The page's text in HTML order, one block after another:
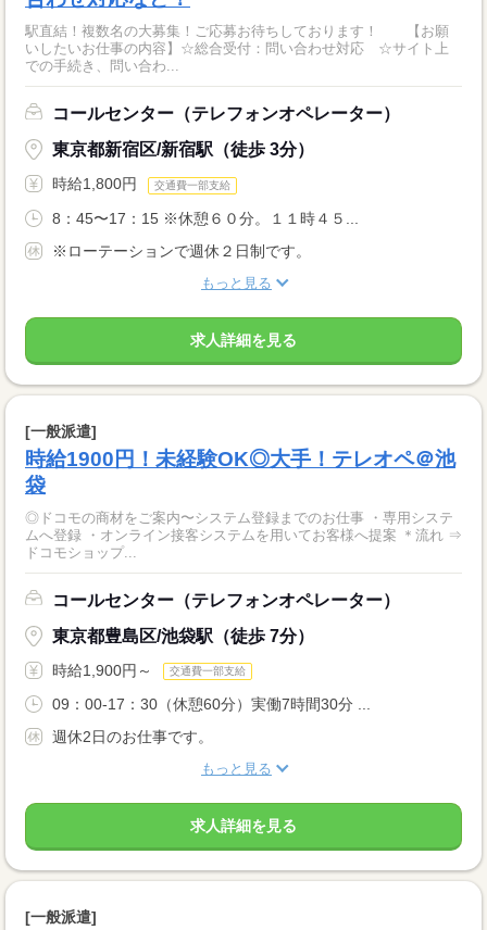
駅直結！複数名の大募集！ご応募お待ちしております！ 【お願
いしたいお仕事の内容】☆総合受付：問い合わせ対応 ☆サイト上
での手続き、問い合わ...
コールセンター（テレフォンオペレーター）
東京都新宿区/新宿駅（徒歩 3分）
時給1,800円 交通費一部支給
8：45〜17：15 ※休憩６０分。１１時４５...
※ローテーションで週休２日制です。
もっと見る
求人詳細を見る
[一般派遣]
時給1900円！未経験OK◎大手！テレオペ＠池
袋
◎ドコモの商材をご案内〜システム登録までのお仕事 ・専用システ
ムへ登録 ・オンライン接客システムを用いてお客様へ提案 ＊流れ ⇒
ドコモショップ...
コールセンター（テレフォンオペレーター）
東京都豊島区/池袋駅（徒歩 7分）
時給1,900円～ 交通費一部支給
09：00-17：30（休憩60分）実働7時間30分 ...
週休2日のお仕事です。
もっと見る
求人詳細を見る
[一般派遣]